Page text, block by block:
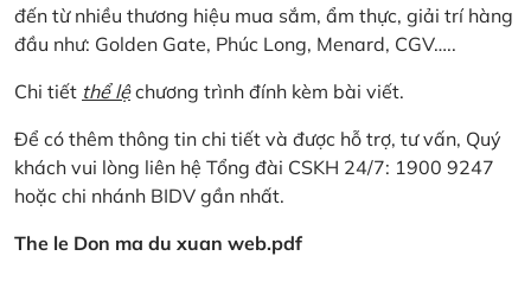
đến từ nhiều thương hiệu mua sắm, ẩm thực, giải trí hàng
đầu như: Golden Gate, Phúc Long, Menard, CGV…..
Chi tiết thể lệchương trình đính kèm bài viết.
Để có thêm thông tin chi tiết và được hỗ trợ, tư vấn, Quý
khách vui lòng liên hệ Tổng đài CSKH 24/7: 1900 9247
hoặc chi nhánh BIDV gần nhất.
The le Don ma du xuan web.pdf